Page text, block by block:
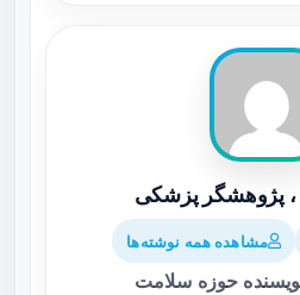
، پژوهشگر پزشکی
مشاهده همه نوشته‌ها
حوزه سلامت